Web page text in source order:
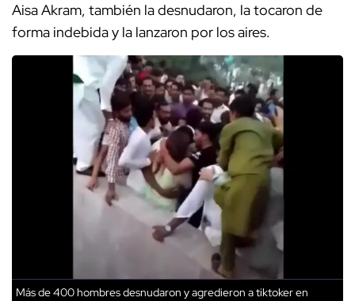
Aisa Akram, también la desnudaron, la tocaron de
forma indebida y la lanzaron por los aires.
Más de 400 hombres desnudaron y agredieron a tiktoker en